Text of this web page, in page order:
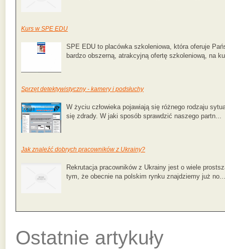
Kurs w SPE EDU
SPE EDU to placówka szkoleniowa, która oferuje
bardzo obszerną, atrakcyjną ofertę szkoleniową, na
Sprzęt detektywistyczny - kamery i podsłuchy
W życiu człowieka pojawiają się różnego rodzaju
się zdrady. W jaki sposób sprawdzić naszego partn...
Jak znaleźć dobrych pracowników z Ukrainy?
Rekrutacja pracowników z Ukrainy jest o wiele
tym, że obecnie na polskim rynku znajdziemy już
Ostatnie artykuły